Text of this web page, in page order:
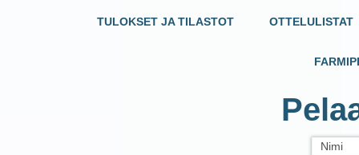
TULOKSET JA TILASTOT OTTELULISTAT
Nimi